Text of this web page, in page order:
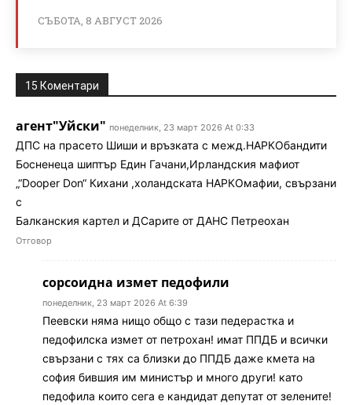
СЪБОТА, 8 АВГУСТ 2026
15 Коментари
агент"Уйски" понеделник, 23 март 2026 At 0:33
ДПС на прасето Шиши и връзката с межд.НАРКОбандити
Босненеца шиптър Един Гачани,Ирландския мафиот
„“Dooper Don“ Кихани ,холандската НАРКОмафии, свързани
с
Балканския картел и ДСарите от ДАНС Петреохан
Отговор
сорсоидна измет педофили
понеделник, 23 март 2026 At 6:39
Пеевски няма нищо общо с тази педерастка и
педофилска измет от петрохан! имат ППДБ и всички
свързани с тях са близки до ППДБ даже кмета на
софия бившия им министър и много други! като
педофила които сега е кандидат депутат от зелените!